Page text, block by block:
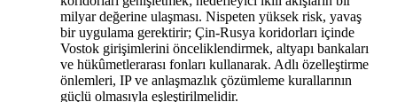
milyar değerine ulaşması. Nispeten yüksek risk, yavaş
bir uygulama gerektirir; Çin-Rusya koridorları içinde
Vostok girişimlerini önceliklendirmek, altyapı bankaları
ve hükûmetlerarası fonları kullanarak. Adlı özelleştirme
önlemleri, IP ve anlaşmazlık çözümleme kurallarının
güçlü olmasıyla eşleştirilmelidir.